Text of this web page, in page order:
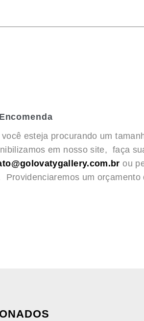
você esteja procurando um
em nosso site, faça
ou
Providenciaremos um orçamento